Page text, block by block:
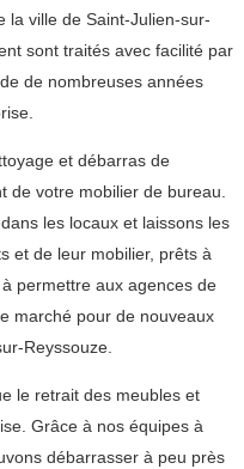
la ville de Saint-Julien-sur-
sont traités avec facilité par
de nombreuses années
et débarras de
de votre mobilier de bureau.
les locaux et laissons les
et de leur mobilier, prêts à
permettre aux agences de
marché pour de nouveaux
Reyssouze.
le retrait des meubles et
Grâce à nos équipes à
débarrasser à peu près